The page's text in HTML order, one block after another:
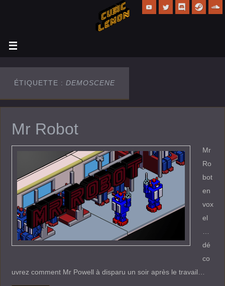
ÉTIQUETTE : DEMOSCENE
Mr Robot
Mr
Ro
bot
en
vox
el
dé
co
uvrez comment Mr Powell à disparu un soir après le travail…